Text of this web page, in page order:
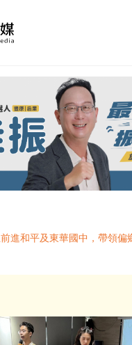
進和平及東華國中，帶領偏